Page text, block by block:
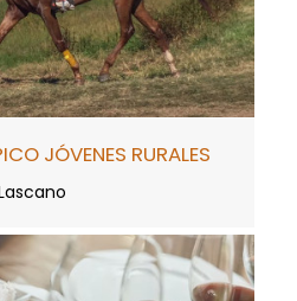
JÓVENES RURALES